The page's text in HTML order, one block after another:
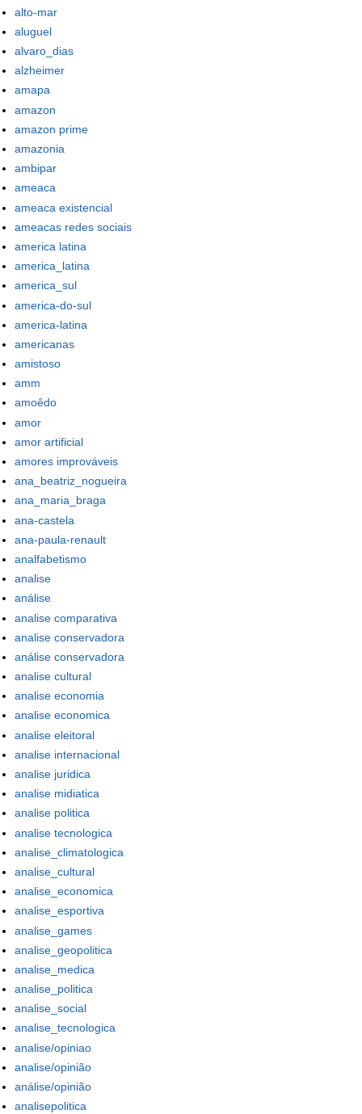
alto-mar
aluguel
alvaro_dias
alzheimer
amapa
amazon
amazon prime
amazonia
ambipar
ameaca
ameaca existencial
ameacas redes sociais
america latina
america_latina
america_sul
america-do-sul
america-latina
americanas
amistoso
amm
amoêdo
amor
amor artificial
amores improváveis
ana_beatriz_nogueira
ana_maria_braga
ana-castela
ana-paula-renault
analfabetismo
analise
análise
analise comparativa
analise conservadora
análise conservadora
analise cultural
analise economia
analise economica
analise eleitoral
analise internacional
analise juridica
analise midiatica
analise politica
analise tecnologica
analise_climatologica
analise_cultural
analise_economica
analise_esportiva
analise_games
analise_geopolitica
analise_medica
analise_politica
analise_social
analise_tecnologica
analise/opiniao
analise/opinião
análise/opinião
analisepolitica